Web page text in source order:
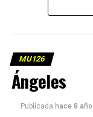
MU126
Ángeles
Publicada hace 8